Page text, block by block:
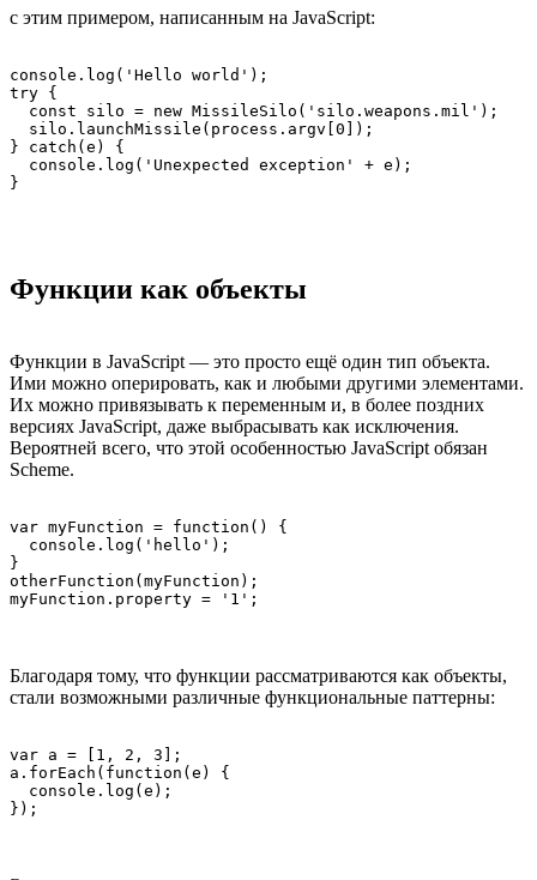
с этим примером, написанным на JavaScript:
console.log('Hello world');
try {
  const silo = new MissileSilo('silo.weapons.mil');
  silo.launchMissile(process.argv[0]);
} catch(e) {
  console.log('Unexpected exception' + e);
Функции как объекты
Функции в JavaScript — это просто ещё один тип объекта.
Ими можно оперировать, как и любыми другими элементами.
Их можно привязывать к переменным и, в более поздних
версиях JavaScript, даже выбрасывать как исключения.
Вероятней всего, что этой особенностью JavaScript обязан
Scheme.
var myFunction = function() {
  console.log('hello');
}
otherFunction(myFunction);
myFunction.property = '1';
Благодаря тому, что функции рассматриваются как объекты,
стали возможными различные функциональные паттерны:
var a = [1, 2, 3];
a.forEach(function(e) {
  console.log(e);
});